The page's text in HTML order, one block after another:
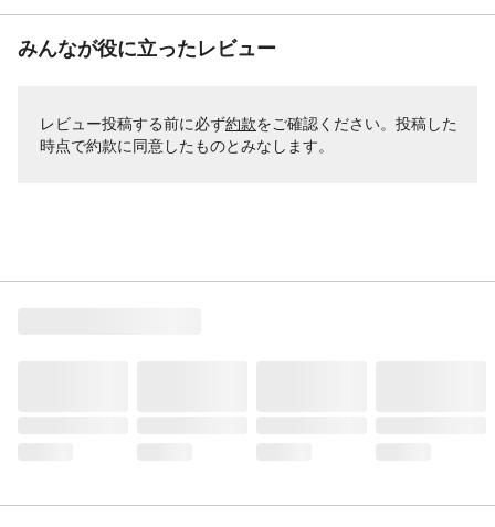
みんなが役に立ったレビュー
レビュー投稿する前に必ず約款をご確認ください。投稿した
時点で約款に同意したものとみなします。